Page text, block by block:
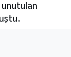
unutulan